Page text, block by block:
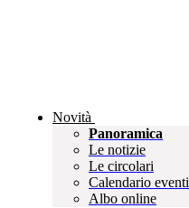
Novità
Panoramica
Le notizie
Le circolari
Calendario eventi
Albo online